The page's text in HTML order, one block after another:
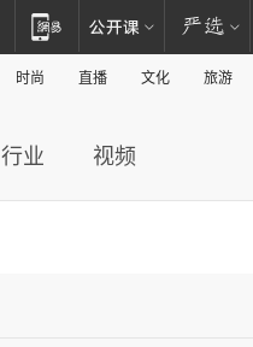
时尚 直播 文化 旅游
行业 视频